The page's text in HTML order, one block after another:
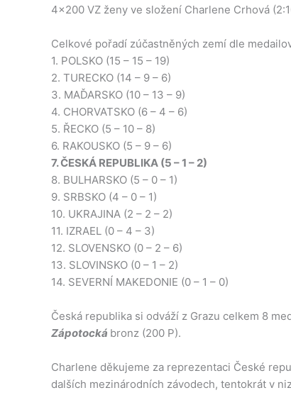
4×200 VZ ženy ve složení Charlene Crhová
Celkové pořadí zúčastněných zemí dle
1. POLSKO (15 – 15 – 19)
2. TURECKO (14 – 9 – 6)
3. MAĎARSKO (10 – 13 – 9)
4. CHORVATSKO (6 – 4 – 6)
5. ŘECKO (5 – 10 – 8)
6. RAKOUSKO (5 – 9 – 6)
7. ČESKÁ REPUBLIKA (5 – 1 – 2)
8. BULHARSKO (5 – 0 – 1)
9. SRBSKO (4 – 0 – 1)
10. UKRAJINA (2 – 2 – 2)
11. IZRAEL (0 – 4 – 3)
12. SLOVENSKO (0 – 2 – 6)
13. SLOVINSKO (0 – 1 – 2)
14. SEVERNÍ MAKEDONIE (0 – 1 – 0)
Česká republika si odváží z Grazu celkem 8
Zápotocká bronz (200 P).
Charlene děkujeme za reprezentaci České
dalších mezinárodních závodech, tentokrát v